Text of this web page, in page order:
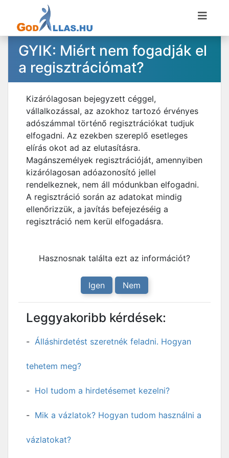
GYIK: Miért nem fogadják el
a regisztrációmat?
Kizárólagosan bejegyzett céggel,
vállalkozással, az azokhoz tartozó érvényes
adószámmal történő regisztrációkat tudjuk
elfogadni. Az ezekben szereplő esetleges
elírás okot ad az elutasításra.
Magánszemélyek regisztrációját, amennyiben
kizárólagosan adóazonosító jellel
rendelkeznek, nem áll módunkban elfogadni.
A regisztráció során az adatokat mindig
ellenőrizzük, a javítás befejezéséig a
regisztráció nem kerül elfogadásra.
Hasznosnak találta ezt az információt?
Igen Nem
Leggyakoribb kérdések:
Álláshirdetést szeretnék feladni. Hogyan
tehetem meg?
Hol tudom a hirdetésemet kezelni?
Mik a vázlatok? Hogyan tudom használni a
vázlatokat?